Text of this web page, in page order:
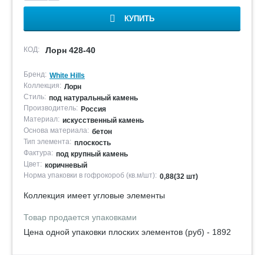
КУПИТЬ
КОД: Лорн 428-40
Бренд: White Hills
Коллекция: Лорн
Стиль: под натуральный камень
Производитель: Россия
Материал: искусственный камень
Основа материала: бетон
Тип элемента: плоскость
Фактура: под крупный камень
Цвет: коричневый
Норма упаковки в гофрокороб (кв.м/шт): 0,88(32 шт)
Коллекция имеет угловые элементы
Товар продается упаковками
Цена одной упаковки плоских элементов (руб) - 1892